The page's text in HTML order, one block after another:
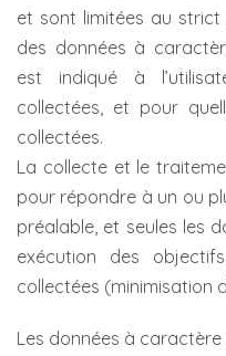
et sont limitées au
des données à
est indiqué à
collectées, et pour
collectées.
La collecte et le
pour répondre à un ou
préalable, et seules les
exécution des
collectées (minimisation
Les données à